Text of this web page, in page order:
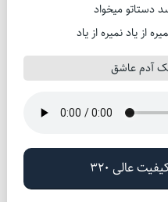
دستاتو میخواد
یاد نمیره از یاد
آدم عاشق
عالی 320